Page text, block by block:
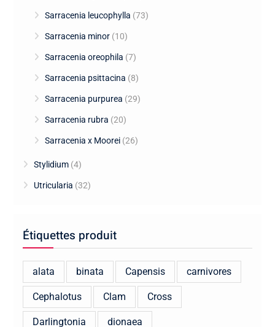
Sarracenia leucophylla (73)
Sarracenia minor (10)
Sarracenia oreophila (7)
Sarracenia psittacina (8)
Sarracenia purpurea (29)
Sarracenia rubra (20)
Sarracenia x Moorei (26)
Stylidium (4)
Utricularia (32)
Étiquettes produit
alata binata Capensis carnivores
Cephalotus Clam Cross
Darlingtonia dionaea